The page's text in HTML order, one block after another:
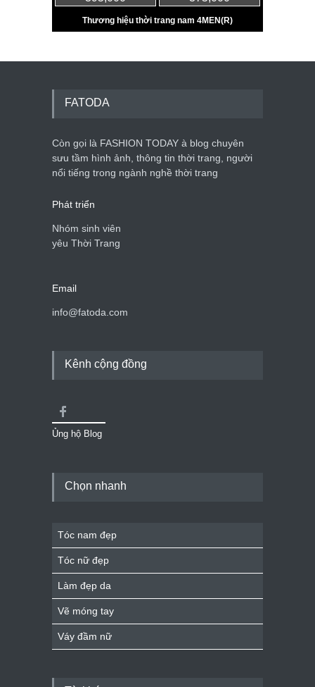
FATODA
Còn gọi là FASHION TODAY à blog chuyên
sưu tầm hình ảnh, thông tin thời trang, người
nổi tiếng trong ngành nghề thời trang
Phát triển
Nhóm sinh viên
yêu Thời Trang
Email
info@fatoda.com
Kênh cộng đồng
Ủng hộ Blog
Chọn nhanh
Tóc nam đẹp
Tóc nữ đẹp
Làm đẹp da
Vẽ móng tay
Váy đầm nữ